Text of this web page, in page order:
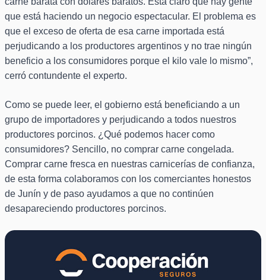
que está haciendo un negocio espectacular. El problema es
que el exceso de oferta de esa carne importada está
perjudicando a los productores argentinos y no trae ningún
beneficio a los consumidores porque el kilo vale lo mismo”,
cerró contundente el experto.
Como se puede leer, el gobierno está beneficiando a un
grupo de importadores y perjudicando a todos nuestros
productores porcinos. ¿Qué podemos hacer como
consumidores? Sencillo, no comprar carne congelada.
Comprar carne fresca en nuestras carnicerías de confianza,
de esta forma colaboramos con los comerciantes honestos
de Junín y de paso ayudamos a que no continúen
desapareciendo productores porcinos.